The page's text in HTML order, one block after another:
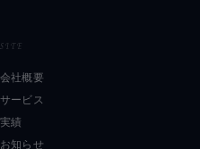
SITE
会社概要
サービス
実績
お知らせ